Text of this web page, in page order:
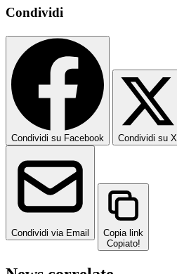
Condividi
Condividi su Facebook Condividi su X
Condividi via Email
Copia link
Copiato!